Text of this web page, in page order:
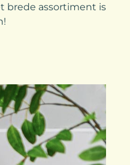
brede assortiment is